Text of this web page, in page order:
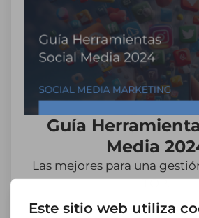
Guía
Media
Las mejores para una
TOP.